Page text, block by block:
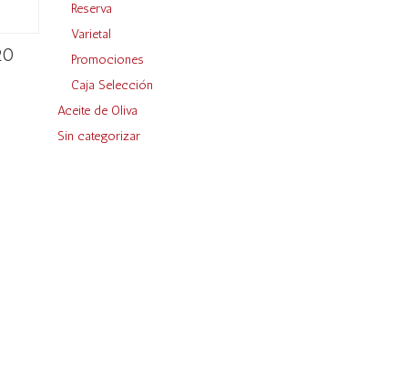
Reserva
Varietal
Promociones
Caja Selección
Aceite de Oliva
Sin categorizar